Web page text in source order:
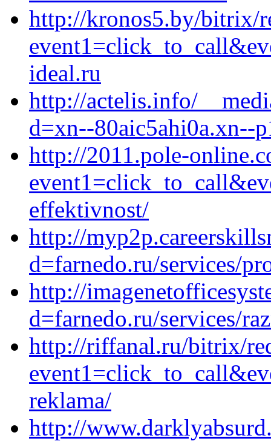
http://kronos5.by/bitrix/
ideal.ru
http://actelis.info/
d=xn--80aic5ahi0a.xn--
http://2011.pole-
effektivnost/
http://
d=farnedo.ru/services/
http://
d=farnedo.ru/services/
http://riffanal.ru/bitrix/
reklama/
http://